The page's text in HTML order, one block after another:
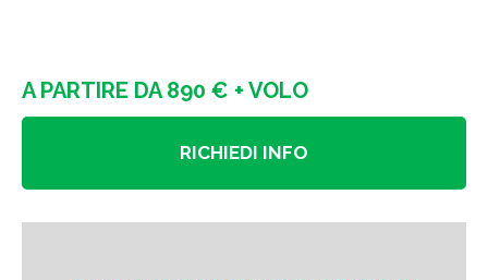
A PARTIRE DA 890 € + VOLO
RICHIEDI INFO